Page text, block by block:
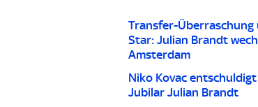
Transfer-Überraschung
Star: Julian Brandt
Amsterdam
Niko Kovac
Jubilar Julian Brandt